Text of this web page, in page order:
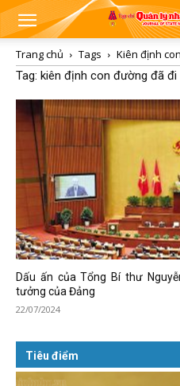
Trang chủ Tags
Kiên định
Tag: kiên định con đường đã đi
Dấu ấn của Tổng Bí thư
tưởng của Đảng
22/07/2024
Tiêu điểm